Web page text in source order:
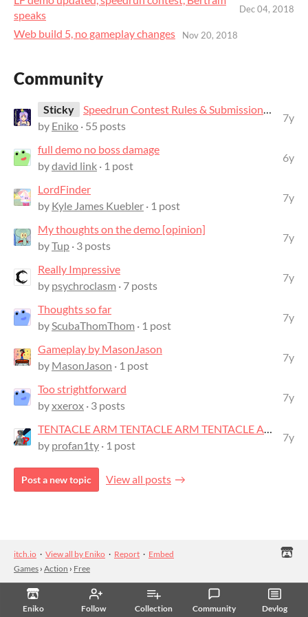
Eniko Follow Collection Community Devlog
speaks
Dec 04, 2018
Web build 5, no gameplay changes Nov 20, 2018
Community
Sticky
Speedrun Contest Rules & Submissions Thread
by Eniko · 55 posts
7y
full demo no boss damage
bydavid link · 1 post
6y
LordFinder
by Kyle James Kuebler · 1 post
7y
My thoughts on the demo [opinion]
byTup · 3 posts
7y
Really Impressive
by psychroclasm · 7 posts
7y
Thoughts so far
by ScubaThomThom · 1 post
7y
Gameplay by MasonJason
by MasonJason · 1 post
7y
Too strightforward
byxxerox · 3 posts
7y
by profan1ty · 1 post
7y
Post a new topic View all posts
itch.io · View all by Eniko · Report · Embed
Games › Action › Free